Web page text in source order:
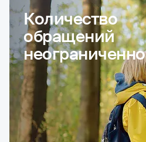
Количество
обращений
неограниченно